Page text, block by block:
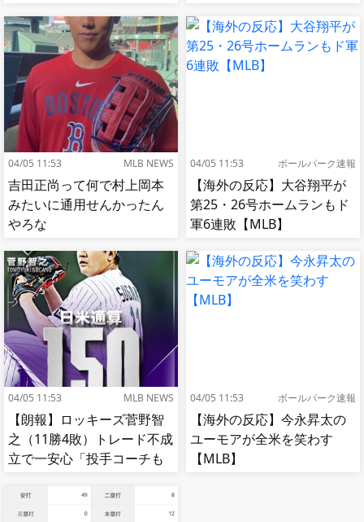
04/05 11:53 MLB NEWS
吉田正尚って何で村上岡本
みたいに通用せんかったん
やろな
04/05 11:53 ボールパーク速報
【海外の反応】大谷翔平が
第25・26号ホームランもド
軍6連敗【MLB】
04/05 11:53 MLB NEWS
【朗報】ロッキーズ菅野智
之（11勝4敗）トレード不成
立で一安心「投手コーチも
04/05 11:53 ボールパーク速報
【海外の反応】今永昇太の
ユーモアが全米を笑わす
【MLB】